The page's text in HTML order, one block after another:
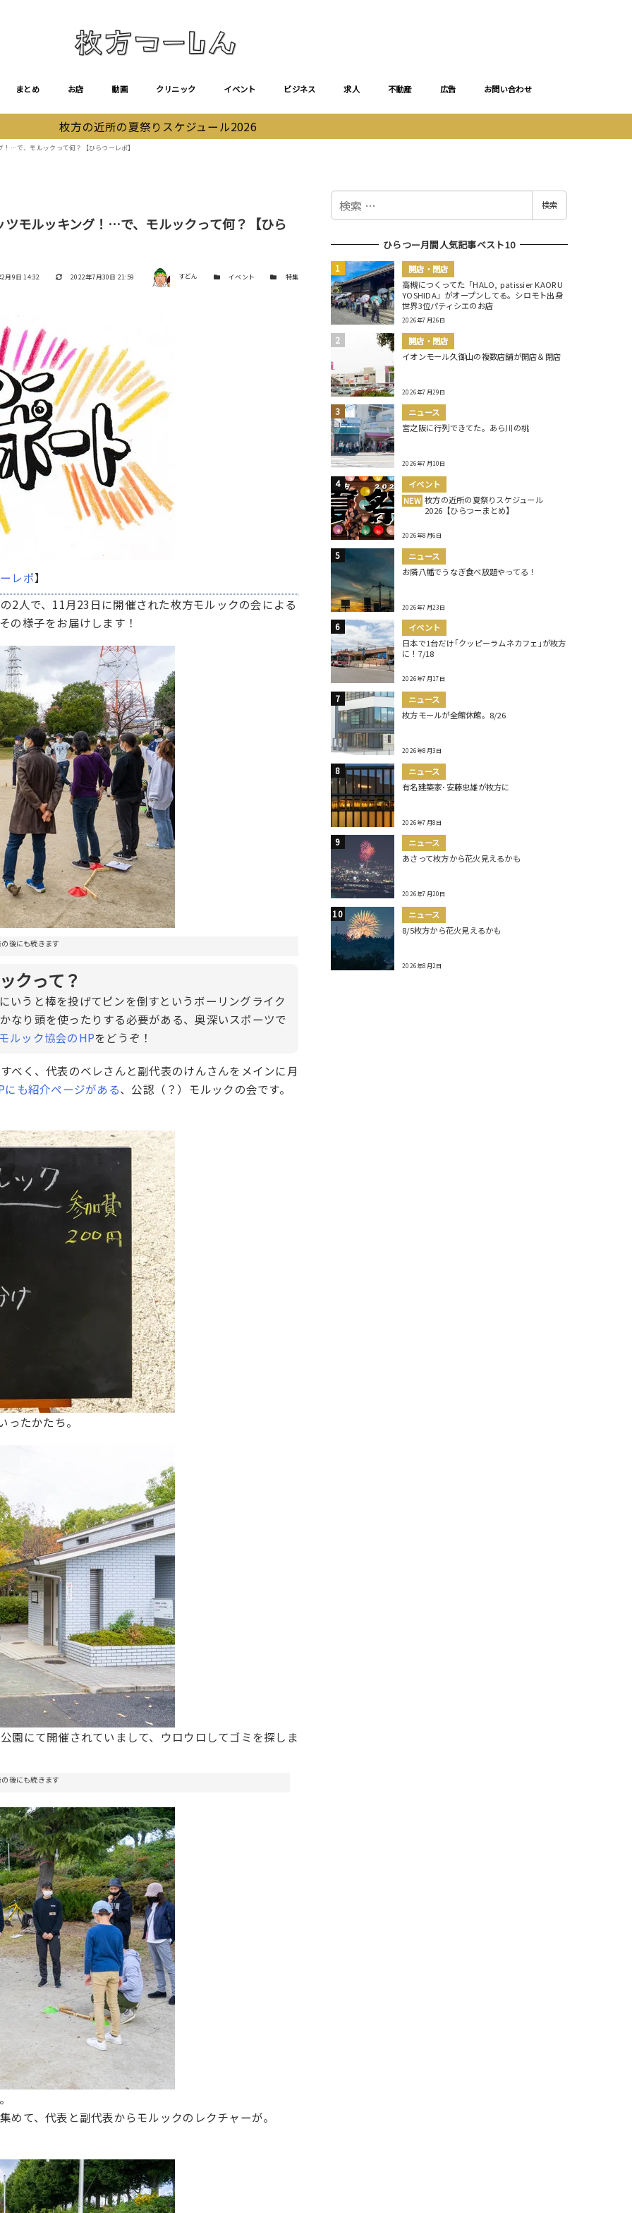
まとめ お店 動画 クリニック イベント ビジネス 求人 不動産 広告 お問い合わせ
枚方の近所の夏祭りスケジュール2026
…で、モルックって何？【ひらつーレポ】
モルッキング！…で、モルックって何？【ひら
月9日 14:32 更新日
2022年7月30日 21:59 著者 すどん カテゴリー
イベント カテゴリー
特集
レポ】
の2人で、11月23日に開催された枚方モルックの会による
の様子をお届けします！
後にも続きます
クって？
いうと棒を投げてピンを倒すというボーリングライク
なり頭を使ったりする必要がある、奥深いスポーツで
ルック協会のHPをどうぞ！
べく、代表のベレさんと副代表のけんさんをメインに月
も紹介ページがある、公認（？）モルックの会です。
たかたち。
園にて開催されていまして、ウロウロしてゴミを探しま
後にも続きます
て、代表と副代表からモルックのレクチャーが。
検
検索
ひらつー月間人気記事ベスト10
開店・閉店
高槻につくってた「HALO, patissier KAORU
YOSHIDA」がオープンしてる。シロモト出身
世界3位パティシエのお店
2026年7月26日
開店・閉店
イオンモール久御山の複数店舗が開店＆閉店
2026年7月29日
ニュース
宮之阪に行列できてた。あら川の桃
2026年7月10日
イベント
NEW 枚方の近所の夏祭りスケジュール
2026【ひらつーまとめ】
2026年8月6日
ニュース
お隣八幡でうなぎ食べ放題やってる！
2026年7月23日
イベント
日本で1台だけ｢クッピーラムネカフェ｣が枚方
に！7/18
2026年7月17日
ニュース
枚方モールが全館休館。8/26
2026年8月3日
ニュース
有名建築家･安藤忠雄が枚方に
2026年7月8日
ニュース
あさって枚方から花火見えるかも
2026年7月20日
ニュース
8/5枚方から花火見えるかも
2026年8月2日